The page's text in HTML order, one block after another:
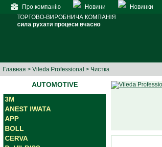
Про компанію Новини Новинки
ТОРГОВО-ВИРОБНИЧА КОМПАНІЯ
сила рухати процеси вчасно
Главная > Vileda Professional > Чистка
AUTOMOTIVE
3M
ANEST IWATA
APP
BOLL
CERVA